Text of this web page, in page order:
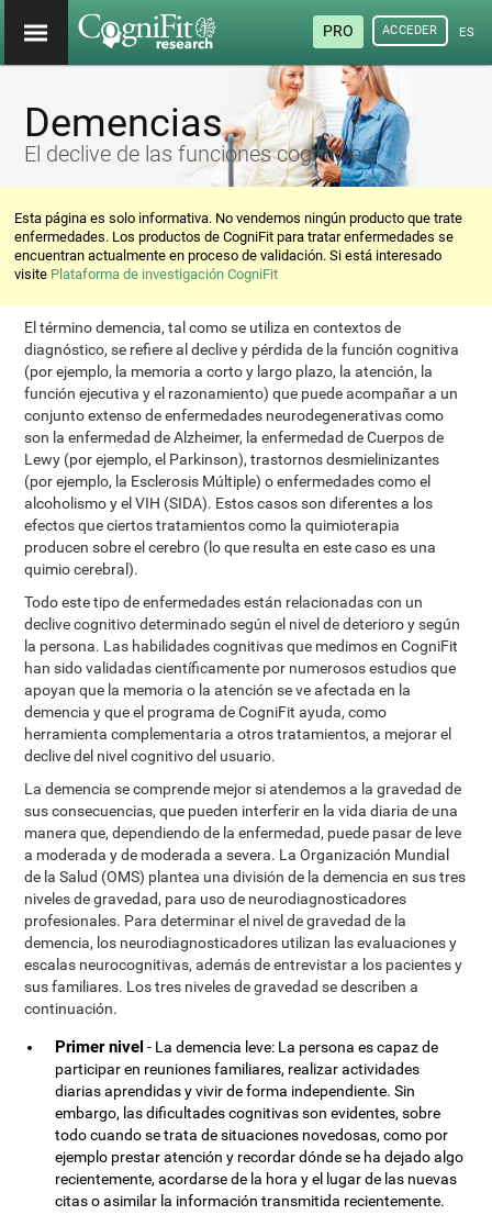
PRO ACCEDER
Demencias
El declive de las funciones cognitivas
Esta página es solo informativa. No vendemos ningún producto que trate
enfermedades. Los productos de CogniFit para tratar enfermedades se
encuentran actualmente en proceso de validación. Si está interesado
visite Plataforma de investigación CogniFit
El término demencia, tal como se utiliza en contextos de
diagnóstico, se refiere al declive y pérdida de la función cognitiva
(por ejemplo, la memoria a corto y largo plazo, la atención, la
función ejecutiva y el razonamiento) que puede acompañar a un
conjunto extenso de enfermedades neurodegenerativas como
son la enfermedad de Alzheimer, la enfermedad de Cuerpos de
Lewy (por ejemplo, el Parkinson), trastornos desmielinizantes
(por ejemplo, la Esclerosis Múltiple) o enfermedades como el
alcoholismo y el VIH (SIDA). Estos casos son diferentes a los
efectos que ciertos tratamientos como la quimioterapia
producen sobre el cerebro (lo que resulta en este caso es una
quimio cerebral).
Todo este tipo de enfermedades están relacionadas con un
declive cognitivo determinado según el nivel de deterioro y según
la persona. Las habilidades cognitivas que medimos en CogniFit
han sido validadas científicamente por numerosos estudios que
apoyan que la memoria o la atención se ve afectada en la
demencia y que el programa de CogniFit ayuda, como
herramienta complementaria a otros tratamientos, a mejorar el
declive del nivel cognitivo del usuario.
La demencia se comprende mejor si atendemos a la gravedad de
sus consecuencias, que pueden interferir en la vida diaria de una
manera que, dependiendo de la enfermedad, puede pasar de leve
a moderada y de moderada a severa. La Organización Mundial
de la Salud (OMS) plantea una división de la demencia en sus tres
niveles de gravedad, para uso de neurodiagnosticadores
profesionales. Para determinar el nivel de gravedad de la
demencia, los neurodiagnosticadores utilizan las evaluaciones y
escalas neurocognitivas, además de entrevistar a los pacientes y
sus familiares. Los tres niveles de gravedad se describen a
continuación.
Primer nivel - La demencia leve: La persona es capaz de
participar en reuniones familiares, realizar actividades
diarias aprendidas y vivir de forma independiente. Sin
embargo, las dificultades cognitivas son evidentes, sobre
todo cuando se trata de situaciones novedosas, como por
ejemplo prestar atención y recordar dónde se ha dejado algo
recientemente, acordarse de la hora y el lugar de las nuevas
citas o asimilar la información transmitida recientemente.